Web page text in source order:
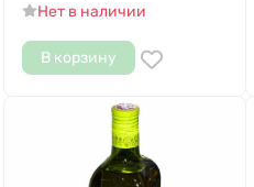
Нет в наличии
В корзину